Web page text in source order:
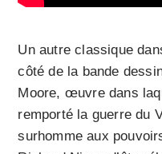
Un autre classique
côté de la bande
Moore, œuvre dans
remporté la guerre du
surhomme aux